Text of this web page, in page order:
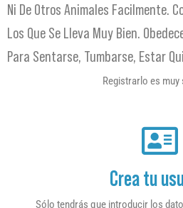
Ni De Otros Animales Facilmente.
Los Que Se Lleva Muy Bien.
Para Sentarse, Tumbarse, Estar
Registrarlo es muy
Crea tu
Sólo tendrás que introducir los